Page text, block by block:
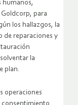
humanos,
para
los hallazgos, la
de reparaciones y
la
plan.
operaciones